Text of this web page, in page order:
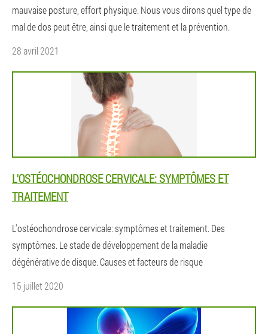
mauvaise posture, effort physique. Nous vous dirons quel type de
mal de dos peut être, ainsi que le traitement et la prévention.
28 avril 2021
L'OSTÉOCHONDROSE CERVICALE: SYMPTÔMES ET
TRAITEMENT
L'ostéochondrose cervicale: symptômes et traitement. Des
symptômes. Le stade de développement de la maladie
dégénérative de disque. Causes et facteurs de risque
15 juillet 2020